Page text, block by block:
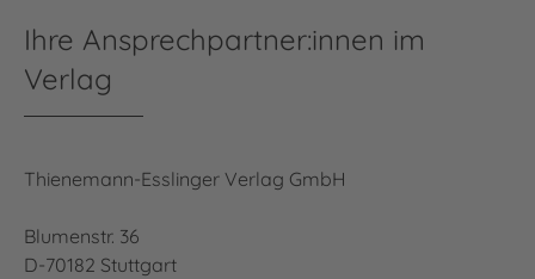
Ihre Ansprechpartner:innen im
Verlag
Thienemann-Esslinger Verlag GmbH
Blumenstr. 36
D-70182 Stuttgart